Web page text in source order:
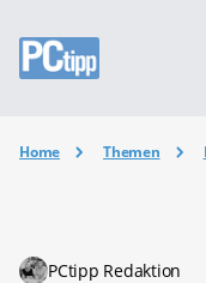
Home Themen
PCtipp Redaktion